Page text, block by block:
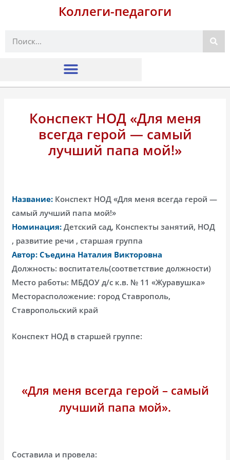
Коллеги-педагоги
Поиск
Конспект НОД «Для меня
всегда герой — самый
лучший папа мой!»
Название: Конспект НОД «Для меня всегда герой —
самый лучший папа мой!»
Номинация: Детский сад, Конспекты занятий, НОД
, развитие речи , старшая группа
Автор: Съедина Наталия Викторовна
Должность: воспитатель(соответствие должности)
Место работы: МБДОУ д/c к.в. № 11 «Журавушка»
Месторасположение: город Ставрополь,
Ставропольский край
Конспект НОД в старшей группе:
«Для меня всегда герой – самый
лучший папа мой».
Составила и провела: